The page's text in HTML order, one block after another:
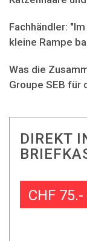
Fachhändler:
kleine Rampe
Was die
Groupe SEB für
DIREKT
CHF 75.-